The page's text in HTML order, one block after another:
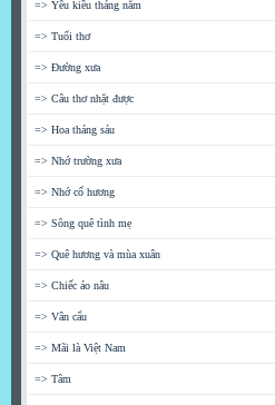
=> Yêu kiều tháng năm
=> Tuổi thơ
=> Đường xưa
=> Câu thơ nhặt được
=> Hoa tháng sáu
=> Nhớ trường xưa
=> Nhớ cố hương
=> Sông quê tình mẹ
=> Quê hương và mùa xuân
=> Chiếc áo nâu
=> Vân cẩu
=> Mãi là Việt Nam
=> Tâm